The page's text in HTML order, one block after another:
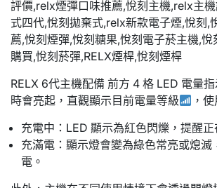
RELX 6代主機配備 前方 4 格 LED 電量
時會亮起，直觀顯示目前電量等級
，
充電中：LED 顯示為紅色閃爍，提醒正
充滿電：顯示燈會變為綠色常亮或熄滅
電。